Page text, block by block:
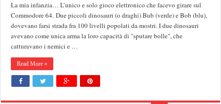
La mia infanzia… L’unico e solo gioco elettronico che facevo girare sul
Commodore 64. Due piccoli dinosauri (o draghi) Bub (verde) e Bob (blu),
dovevano farsi strada fra 100 livelli popolati da mostri. I due dinosauri
avevano come unica arma la loro capacità di "sputare bolle", che
catturavano i nemici e …
Read More »